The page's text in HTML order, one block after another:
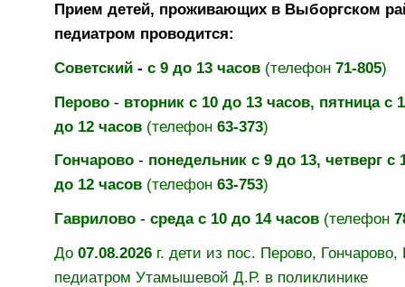
Прием детей, проживающих в Выборгском
педиатром проводится:
Советский - с 9 до 13 часов (телефон 71-805)
Перово - вторник с 10 до 13 часов, пятница с
до 12 часов (телефон 63-373)
Гончарово - понедельник с 9 до 13, четверг с
до 12 часов (телефон 63-753)
Гаврилово - среда с 10 до 14 часов (телефон
До 07.08.2026 г. дети из пос. Перово,
педиатром Утамышевой Д.Р. в поликлинике